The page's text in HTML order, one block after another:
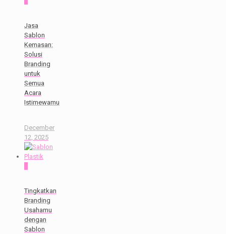
Jasa
Sablon
Kemasan:
Solusi
Branding
untuk
Semua
Acara
Istimewamu
December
12, 2025
Tingkatkan
Branding
Usahamu
dengan
Sablon